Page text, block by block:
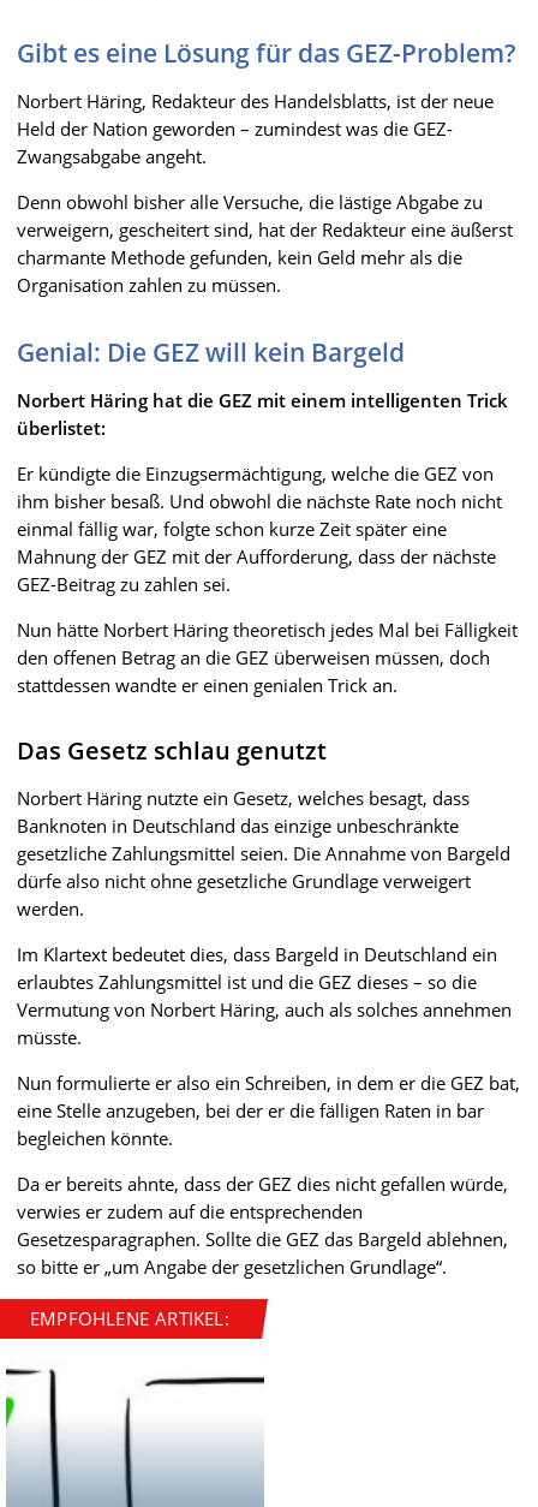
Gibt es eine Lösung für das GEZ-Problem?
Norbert Häring, Redakteur des Handelsblatts, ist der neue
Held der Nation geworden – zumindest was die GEZ-
Zwangsabgabe angeht.
Denn obwohl bisher alle Versuche, die lästige Abgabe zu
verweigern, gescheitert sind, hat der Redakteur eine äußerst
charmante Methode gefunden, kein Geld mehr als die
Organisation zahlen zu müssen.
Genial: Die GEZ will kein Bargeld
Norbert Häring hat die GEZ mit einem intelligenten Trick
überlistet:
Er kündigte die Einzugsermächtigung, welche die GEZ von
ihm bisher besaß. Und obwohl die nächste Rate noch nicht
einmal fällig war, folgte schon kurze Zeit später eine
Mahnung der GEZ mit der Aufforderung, dass der nächste
GEZ-Beitrag zu zahlen sei.
Nun hätte Norbert Häring theoretisch jedes Mal bei Fälligkeit
den offenen Betrag an die GEZ überweisen müssen, doch
stattdessen wandte er einen genialen Trick an.
Das Gesetz schlau genutzt
Norbert Häring nutzte ein Gesetz, welches besagt, dass
Banknoten in Deutschland das einzige unbeschränkte
gesetzliche Zahlungsmittel seien. Die Annahme von Bargeld
dürfe also nicht ohne gesetzliche Grundlage verweigert
werden.
Im Klartext bedeutet dies, dass Bargeld in Deutschland ein
erlaubtes Zahlungsmittel ist und die GEZ dieses – so die
Vermutung von Norbert Häring, auch als solches annehmen
müsste.
Nun formulierte er also ein Schreiben, in dem er die GEZ bat,
eine Stelle anzugeben, bei der er die fälligen Raten in bar
begleichen könnte.
Da er bereits ahnte, dass der GEZ dies nicht gefallen würde,
verwies er zudem auf die entsprechenden
Gesetzesparagraphen. Sollte die GEZ das Bargeld ablehnen,
so bitte er „um Angabe der gesetzlichen Grundlage“.
EMPFOHLENE ARTIKEL: